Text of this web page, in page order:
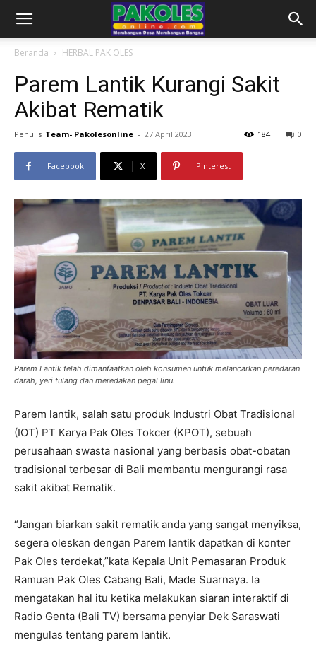
Beranda HERBAL PAK OLES
Parem Lantik Kurangi Sakit
Akibat Rematik
Penulis Team- Pakolesonline - 27 April 2023 0
184
Facebook X Pinterest
Parem Lantik telah dimanfaatkan oleh konsumen untuk melancarkan peredaran
darah, yeri tulang dan meredakan pegal linu.
Parem lantik, salah satu produk Industri Obat Tradisional
(IOT) PT Karya Pak Oles Tokcer (KPOT), sebuah
perusahaan swasta nasional yang berbasis obat-obatan
tradisional terbesar di Bali membantu mengurangi rasa
sakit akibat Rematik.
“Jangan biarkan sakit rematik anda yang sangat menyiksa,
segera oleskan dengan Parem lantik dapatkan di konter
Pak Oles terdekat,”kata Kepala Unit Pemasaran Produk
Ramuan Pak Oles Cabang Bali, Made Suarnaya. Ia
mengatakan hal itu ketika melakukan siaran interaktif di
Radio Genta (Bali TV) bersama penyiar Dek Saraswati
mengulas tentang parem lantik.